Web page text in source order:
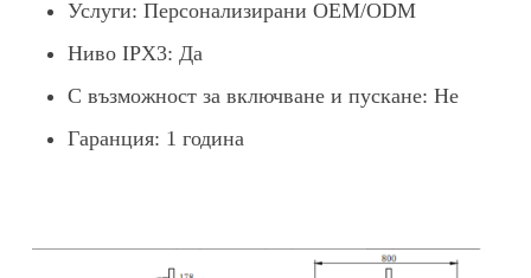
Услуги: Персонализирани OEM/ODM
Ниво IPX3: Да
С възможност за включване и пускане: Не
Гаранция: 1 година